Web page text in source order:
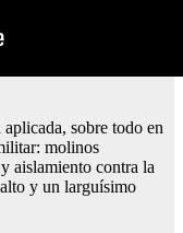
sobre todo en
molinos
aislamiento contra la
y un larguísimo